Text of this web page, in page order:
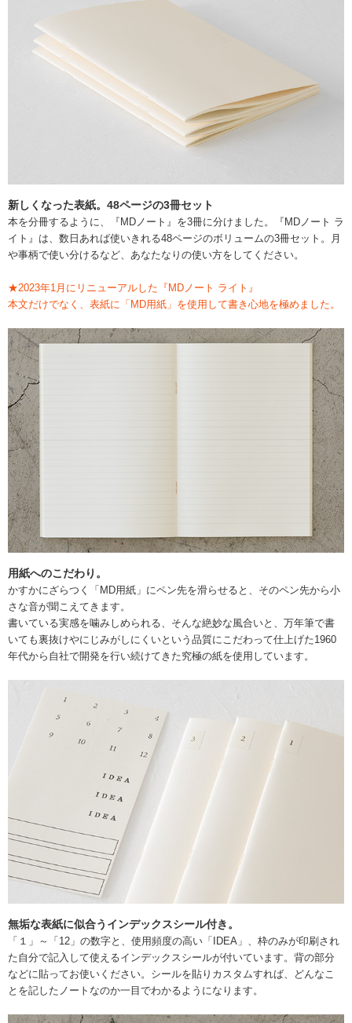
新しくなった表紙。48ページの3冊セット
本を分冊するように、『MDノート』を3冊に分けました。『MDノート ラ
イト』は、数日あれば使いきれる48ページのボリュームの3冊セット。月
や事柄で使い分けるなど、あなたなりの使い方をしてください。
★2023年1月にリニューアルした『MDノート ライト』
本文だけでなく、表紙に「MD用紙」を使用して書き心地を極めました。
用紙へのこだわり。
かすかにざらつく「MD用紙」にペン先を滑らせると、そのペン先から小
さな音が聞こえてきます。
書いている実感を噛みしめられる、そんな絶妙な風合いと、万年筆で書
いても裏抜けやにじみがしにくいという品質にこだわって仕上げた1960
年代から自社で開発を行い続けてきた究極の紙を使用しています。
無垢な表紙に似合うインデックスシール付き。
「１」～「12」の数字と、使用頻度の高い「IDEA」、枠のみが印刷され
た自分で記入して使えるインデックスシールが付いています。背の部分
などに貼ってお使いください。シールを貼りカスタムすれば、どんなこ
とを記したノートなのか一目でわかるようになります。